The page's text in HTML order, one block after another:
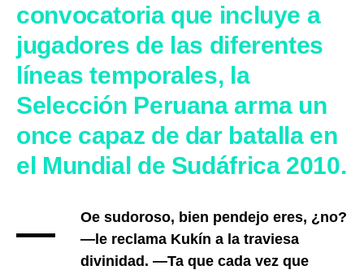
convocatoria que incluye a
jugadores de las diferentes
líneas temporales, la
Selección Peruana arma un
once capaz de dar batalla en
el Mundial de Sudáfrica 2010.
—Oe sudoroso, bien pendejo eres, ¿no?
—le reclama Kukín a la traviesa
divinidad. —Ta que cada vez que